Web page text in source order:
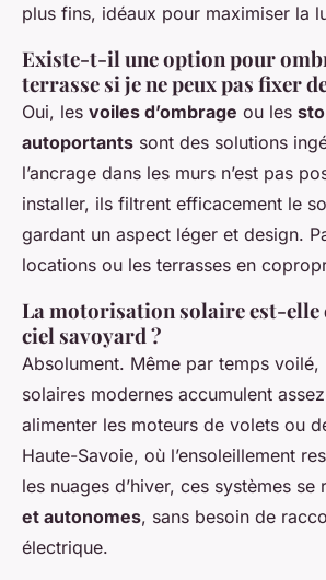
plus fins, idéaux pour maximiser la
Existe-t-il une option pour
terrasse si je ne peux pas fixer
Oui, les voiles d’ombrage ou les
autoportants sont des solutions
l’ancrage dans les murs n’est pas
installer, ils filtrent efficacement le
gardant un aspect léger et design.
locations ou les terrasses en
La motorisation solaire est-elle
ciel savoyard ?
Absolument. Même par temps voilé,
solaires modernes accumulent
alimenter les moteurs de volets ou
Haute-Savoie, où l’ensoleillement
les nuages d’hiver, ces systèmes se
et autonomes, sans besoin de
électrique.